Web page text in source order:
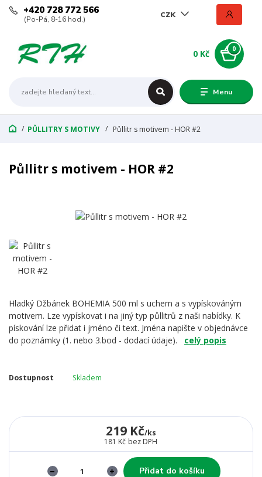
Menu
CZK
+420 728 772 566
(Po-Pá, 8-16 hod.)
0
0 Kč
PŮLLITRY S MOTIVY Půllitr s motivem - HOR #2
Půllitr s motivem - HOR #2
Hladký Džbánek BOHEMIA 500 ml s uchem a s vypískováným
motivem. Lze vypískovat i na jiný typ půllitrů z naši nabídky. K
pískování lze přidat i jméno či text. Jména napište v objednávce
do poznámky (1. nebo 3.bod - dodací údaje). celý popis
Dostupnost Skladem
219 Kč/ks
181 Kč bez DPH
Přidat do košíku